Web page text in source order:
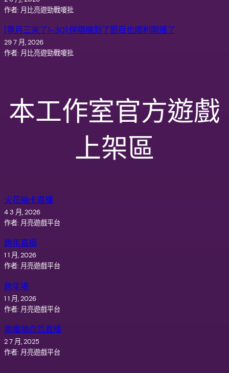
作者: 月比亮遊勁戰嗄批
[尊月三來了1-30]:伴唱機到了節目也順利開播了
29 7 月, 2026
作者: 月比亮遊勁戰嗄批
本工作室官方遊戲
上架區
火花抽卡直播
4 3 月, 2026
作者: 月亮遊戲平台
跨年直播
1 1 月, 2026
作者: 月亮遊戲平台
跨年場
1 1 月, 2026
作者: 月亮遊戲平台
崩鐵抽白厄直播
2 7 月, 2025
作者: 月亮遊戲平台